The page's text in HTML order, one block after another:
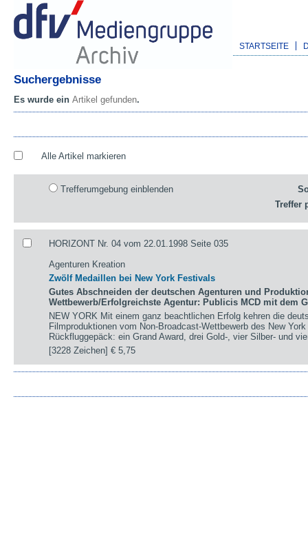
STARTSEITE
Suchergebnisse
Es wurde ein Artikel gefunden.
Alle Artikel markieren
Trefferumgebung einblenden
Treffer
HORIZONT Nr. 04 vom 22.01.1998 Seite 035
Agenturen Kreation
Zwölf Medaillen bei New York Festivals
Gutes Abschneiden der deutschen Agenturen und
Wettbewerb/Erfolgreichste Agentur: Publicis MCD mit dem
NEW YORK Mit einem ganz beachtlichen Erfolg kehren die
Filmproduktionen vom Non-Broadcast-Wettbewerb des New
Rückfluggepäck: ein Grand Award, drei Gold-, vier Silber- und
[3228 Zeichen]€ 5,75